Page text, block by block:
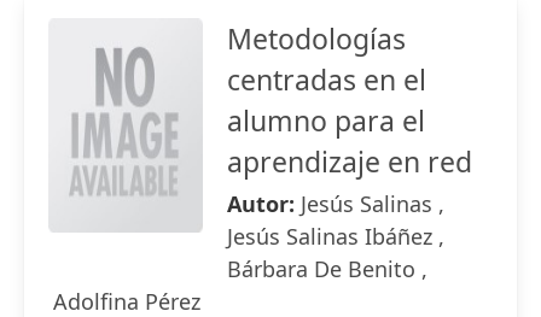
Metodologías
centradas en el
alumno para el
aprendizaje en red
Autor: Jesús Salinas ,
Jesús Salinas Ibáñez ,
Bárbara De Benito ,
Adolfina Pérez